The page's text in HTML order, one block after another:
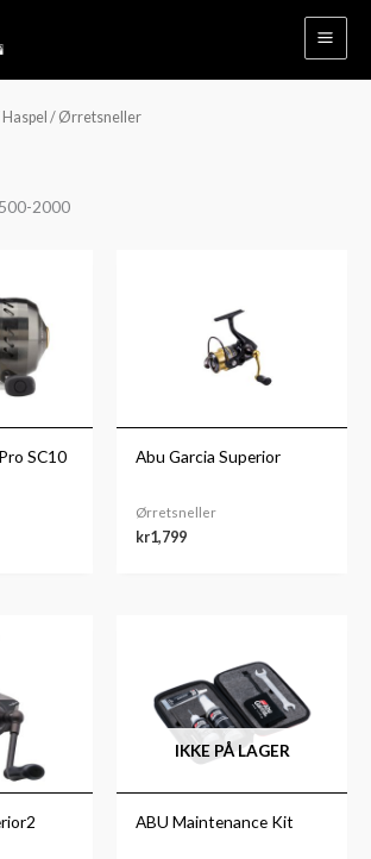
Haspel / Ørretsneller
2000
SC10
Abu Garcia Superior
Ørretsneller
kr1,799
IKKE PÅ LAGER
ABU Maintenance Kit